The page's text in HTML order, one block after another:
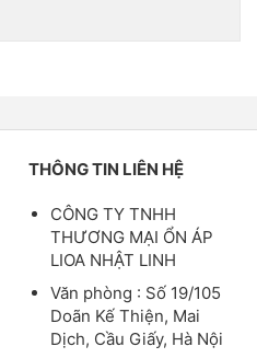
THÔNG TIN LIÊN HỆ
CÔNG TY TNHH
THƯƠNG MẠI ỔN ÁP
LIOA NHẬT LINH
Văn phòng : Số 19/105
Doãn Kế Thiện, Mai
Dịch, Cầu Giấy, Hà Nội